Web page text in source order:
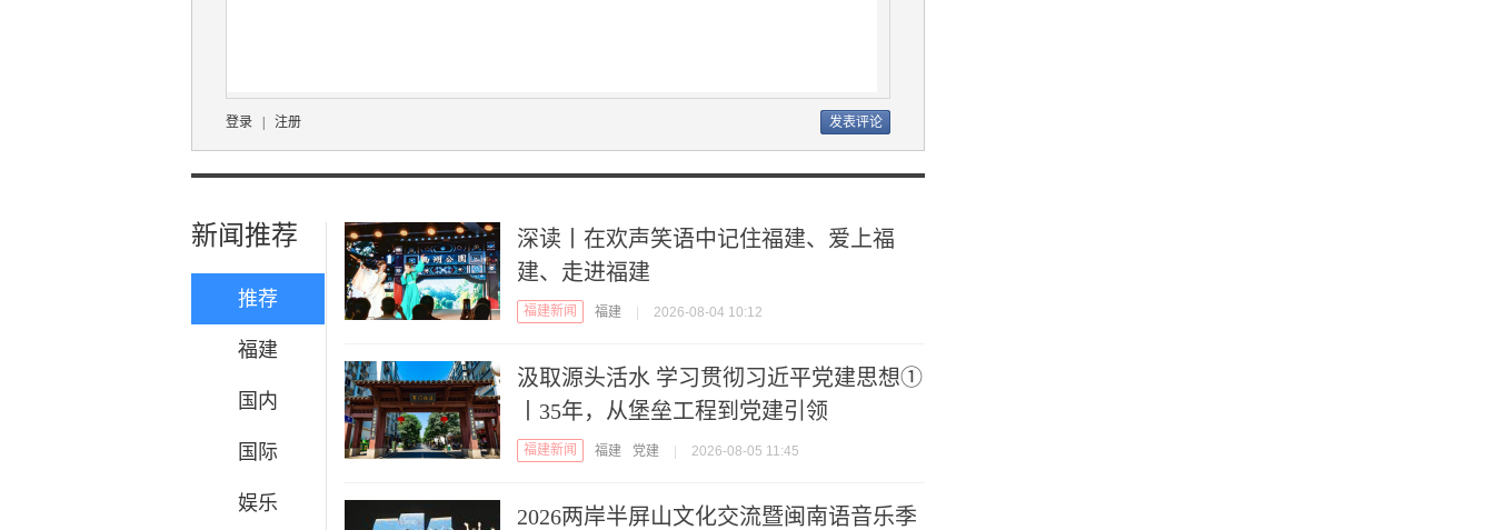
登录 注册
新闻推荐
推荐
福建
国内
国际
娱乐
深读丨在欢声笑语中记住福建、爱上福
建、走进福建
福建新闻 福建 2026-08-04 10:12
汲取源头活水 学习贯彻习近平党建思想①
丨35年，从堡垒工程到党建引领
福建新闻 福建 党建 2026-08-05 11:45
2026两岸半屏山文化交流暨闽南语音乐季